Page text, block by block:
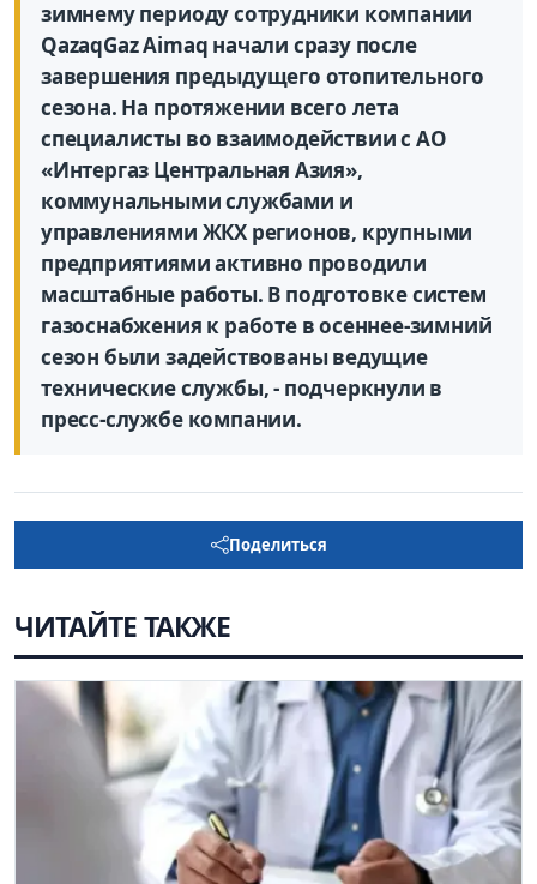
зимнему периоду сотрудники компании
QazaqGaz Aimaq начали сразу после
завершения предыдущего отопительного
сезона. На протяжении всего лета
специалисты во взаимодействии с АО
«Интергаз Центральная Азия»,
коммунальными службами и
управлениями ЖКХ регионов, крупными
предприятиями активно проводили
масштабные работы. В подготовке систем
газоснабжения к работе в осеннее-зимний
сезон были задействованы ведущие
технические службы, - подчеркнули в
пресс-службе компании.
Поделиться
ЧИТАЙТЕ ТАКЖЕ